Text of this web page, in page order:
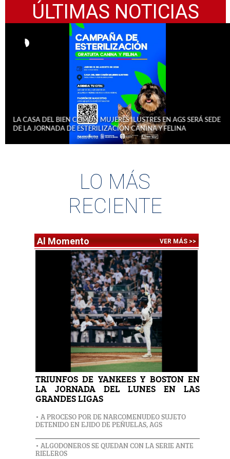
ÚLTIMAS NOTICIAS
DEL BIEN COMÚN MUJERES ILUSTRES EN AGS
JORNADA DE ESTERILIZACIÓN CANINA Y FELINA
LO MÁS
RECIENTE
Al Momento VER MÁS >>
TRIUNFOS DE YANKEES Y BOSTON EN
LA JORNADA DEL LUNES EN LAS
GRANDES LIGAS
• A PROCESO POR DE NARCOMENUDEO SUJETO
DETENIDO EN EJIDO DE PEÑUELAS, AGS
• ALGODONEROS SE QUEDAN CON LA SERIE ANTE
RIELEROS